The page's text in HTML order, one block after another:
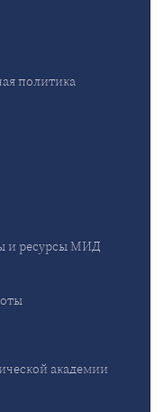
политика
и ресурсы МИД
академии